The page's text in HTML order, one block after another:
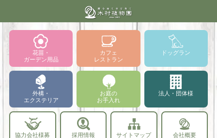
花苗・
ガーデン用品
カフェ
レストラン
ドッグラン
外構・
エクステリア
お庭の
お手入れ
法人・団体様
協力会社様募
採用情報 サイトマップ 会社概要